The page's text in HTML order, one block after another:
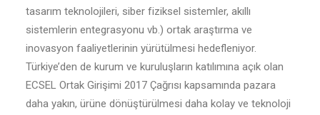
tasarım teknolojileri, siber fiziksel sistemler, akıllı
sistemlerin entegrasyonu vb.) ortak araştırma ve
inovasyon faaliyetlerinin yürütülmesi hedefleniyor.
Türkiye’den de kurum ve kuruluşların katılımına açık olan
ECSEL Ortak Girişimi 2017 Çağrısı kapsamında pazara
daha yakın, ürüne dönüştürülmesi daha kolay ve teknoloji